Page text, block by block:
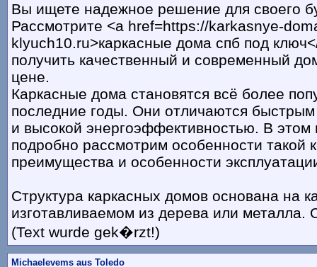
Вы ищете надежное решение для своего
Рассмотрите <a href=https://karkasnye-
klyuch10.ru>каркасные дома спб под
получить качественный и современный
цене.
Каркасные дома становятся всё более
последние годы. Они отличаются быстрым
и высокой энергоэффективностью. В
подробно рассмотрим особенности такой
преимущества и особенности
Структура каркасных домов основана на
изготавливаемом из дерева или металла.
(Text wurde gek�rzt!)
Michaelevems aus Toledo